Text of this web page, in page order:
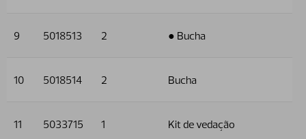
9 5018513 2 ● Bucha
10 5018514 2 Bucha
11 5033715 1 Kit de vedação